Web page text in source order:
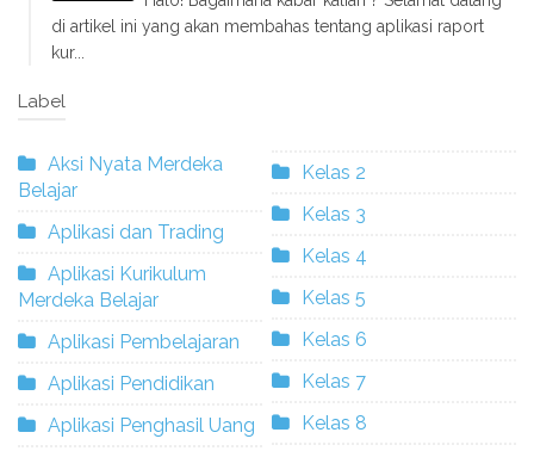
di artikel ini yang akan membahas tentang aplikasi raport
kur...
Label
Aksi Nyata Merdeka
Belajar
Aplikasi dan Trading
Aplikasi Kurikulum
Merdeka Belajar
Aplikasi Pembelajaran
Aplikasi Pendidikan
Aplikasi Penghasil Uang
Kelas 2
Kelas 3
Kelas 4
Kelas 5
Kelas 6
Kelas 7
Kelas 8